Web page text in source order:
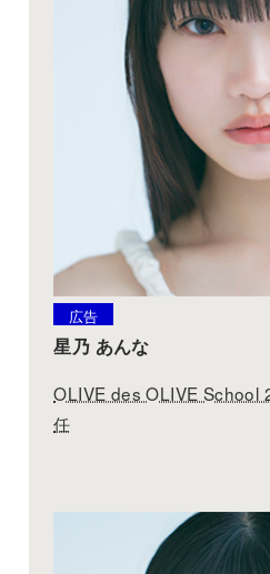
広告
星乃 あんな
OLIVE des OLIVE School
任